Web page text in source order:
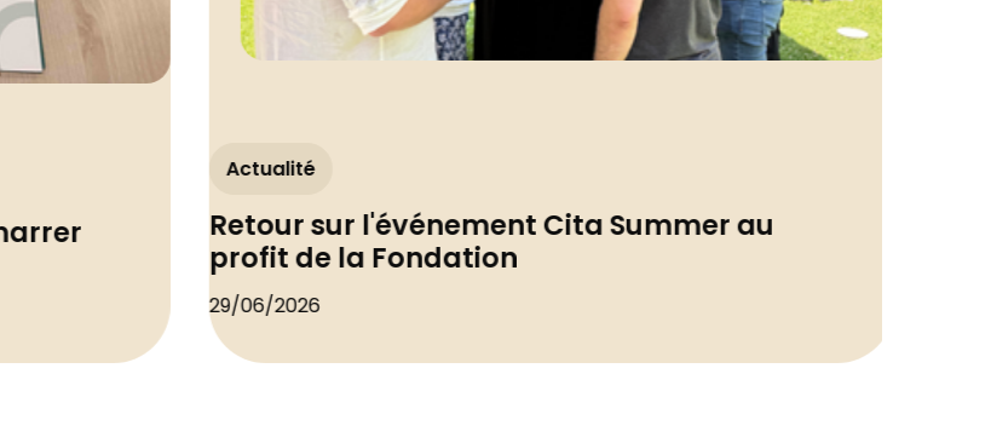
Actualité
Retour sur l'événement Cita Summer au
profit de la Fondation
29/06/2026